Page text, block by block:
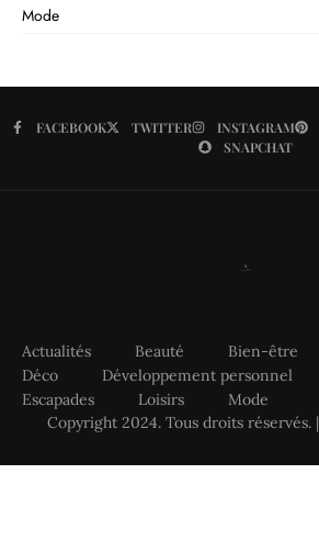
Mode
FACEBOOK TWITTER INSTAGRAM
SNAPCHAT
Actualités Beauté Bien-être
Déco
Développement personnel
Escapades
Loisirs
Mode
Copyright 2024. Tous droits réservés. |